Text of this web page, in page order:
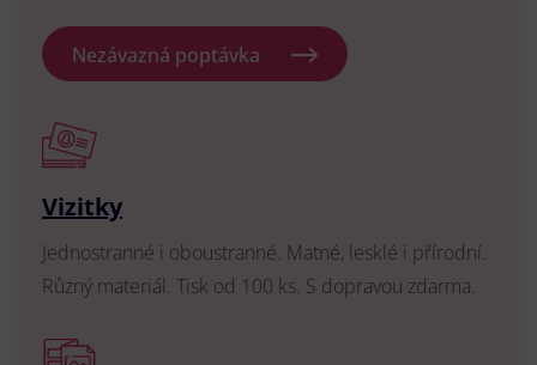
Nezávazná poptávka
Vizitky
Jednostranné i oboustranné. Matné, lesklé i přírodní.
Různý materiál. Tisk od 100 ks. S dopravou zdarma.